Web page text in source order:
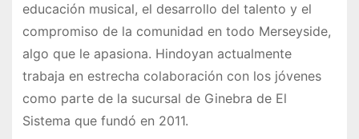
educación musical, el desarrollo del talento y el
compromiso de la comunidad en todo Merseyside,
algo que le apasiona. Hindoyan actualmente
trabaja en estrecha colaboración con los jóvenes
como parte de la sucursal de Ginebra de El
Sistema que fundó en 2011.